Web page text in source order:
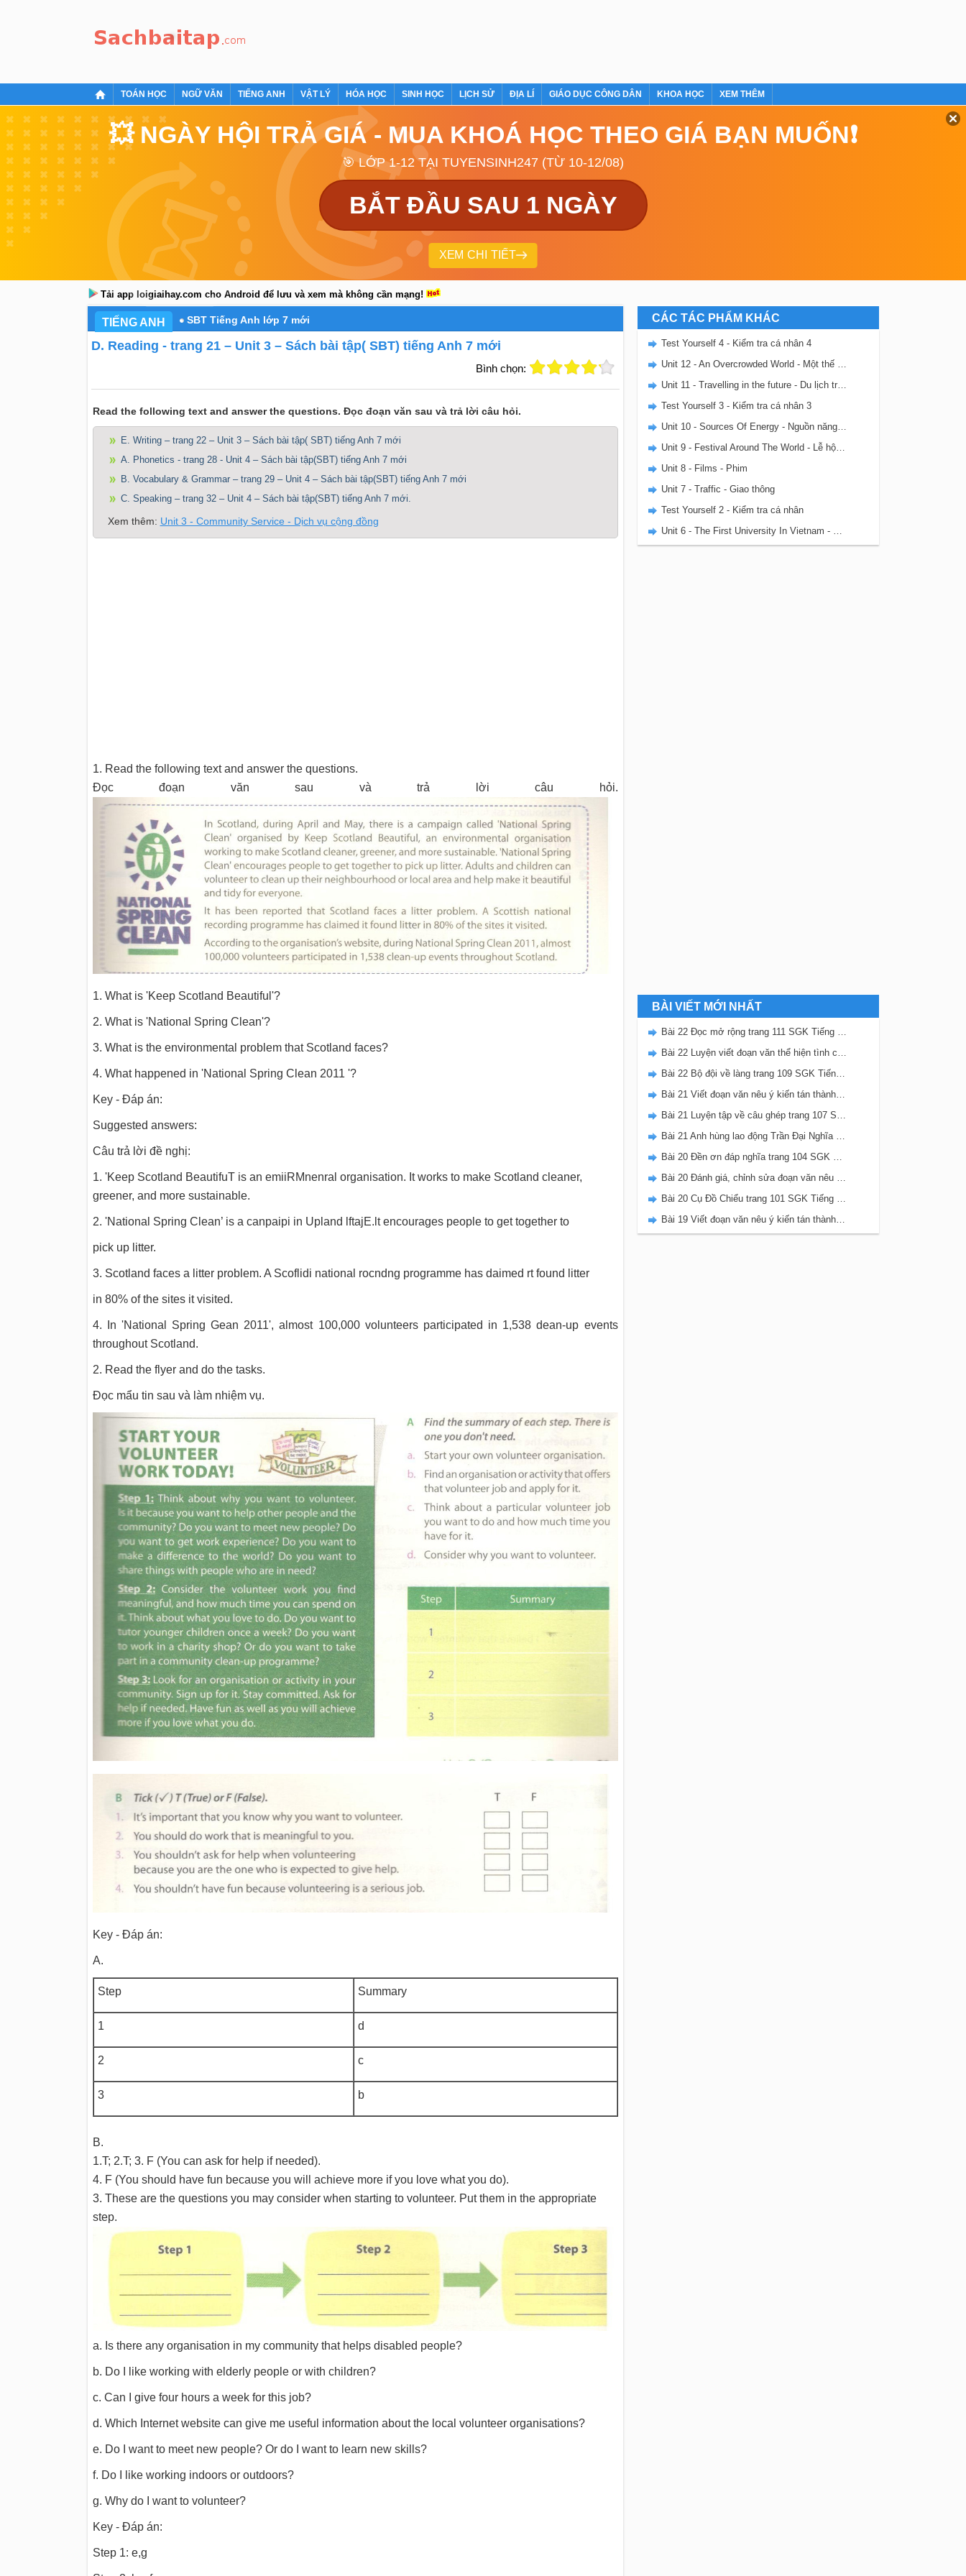
TOÁN HỌC NGỮ VĂN TIẾNG ANH VẬT LÝ HÓA HỌC SINH HỌC LỊCH SỬ ĐỊA LÍ GIÁO DỤC CÔNG DÂN KHOA HỌC XEM THÊM
💥 NGÀY HỘI TRẢ GIÁ - MUA KHOÁ HỌC THEO GIÁ BẠN MUỐN❗
🎯 LỚP 1-12 TẠI TUYENSINH247 (TỪ 10-12/08)
BẮT ĐẦU SAU 1 NGÀY
XEM CHI TIẾT
Tải app loigiaihay.com cho Android để lưu và xem mà không cần mạng!
TIẾNG ANH SBT Tiếng Anh lớp 7 mới
D. Reading - trang 21 – Unit 3 – Sách bài tập( SBT) tiếng Anh 7 mới
Bình chọn:
Read the following text and answer the questions. Đọc đoạn văn sau và trả lời câu hỏi.
E. Writing – trang 22 – Unit 3 – Sách bài tập( SBT) tiếng Anh 7 mới
A. Phonetics - trang 28 - Unit 4 – Sách bài tập(SBT) tiếng Anh 7 mới
B. Vocabulary & Grammar – trang 29 – Unit 4 – Sách bài tập(SBT) tiếng Anh 7 mới
C. Speaking – trang 32 – Unit 4 – Sách bài tập(SBT) tiếng Anh 7 mới.
Xem thêm: Unit 3 - Community Service - Dịch vụ cộng đồng
1. Read the following text and answer the questions.
Đọc đoạn văn sau và trả lời câu hỏi.
1. What is 'Keep Scotland Beautiful'?
2. What is 'National Spring Clean'?
3. What is the environmental problem that Scotland faces?
4. What happened in 'National Spring Clean 2011 '?
Key - Đáp án:
Suggested answers:
Câu trả lời đề nghị:
1. 'Keep Scotland BeautifuT is an emiiRMnenral organisation. It works to make Scotland cleaner,
greener, and more sustainable.
2. 'National Spring Clean’ is a canpaipi in Upland lftajE.lt encourages people to get together to
pick up litter.
3. Scotland faces a litter problem. A Scoflidi national rocndng programme has daimed rt found litter
in 80% of the sites it visited.
4. In 'National Spring Gean 2011', almost 100,000 volunteers participated in 1,538 dean-up events
throughout Scotland.
2. Read the flyer and do the tasks.
Đọc mẩu tin sau và làm nhiệm vụ.
Key - Đáp án:
A.
Step Summary
1 d
2 c
3 b
B.
1.T; 2.T; 3. F (You can ask for help if needed).
4. F (You should have fun because you will achieve more if you love what you do).
3. These are the questions you may consider when starting to volunteer. Put them in the appropriate
step.
a. Is there any organisation in my community that helps disabled people?
b. Do I like working with elderly people or with children?
c. Can I give four hours a week for this job?
d. Which Internet website can give me useful information about the local volunteer organisations?
e. Do I want to meet new people? Or do I want to learn new skills?
f. Do I like working indoors or outdoors?
g. Why do I want to volunteer?
Key - Đáp án:
Step 1: e,g
CÁC TÁC PHẨM KHÁC
Test Yourself 4 - Kiểm tra cá nhân 4
Unit 12 - An Overcrowded World - Một thế giới đông đúc
Unit 11 - Travelling in the future - Du lịch trong tương lai
Test Yourself 3 - Kiểm tra cá nhân 3
Unit 10 - Sources Of Energy - Nguồn năng lượng
Unit 9 - Festival Around The World - Lễ hội trên thế giới
Unit 8 - Films - Phim
Unit 7 - Traffic - Giao thông
Test Yourself 2 - Kiểm tra cá nhân
Unit 6 - The First University In Vietnam - Trường đại học đầu tiên của Việt Nam
BÀI VIẾT MỚI NHẤT
Bài 22 Đọc mở rộng trang 111 SGK Tiếng Việt 5 Kết nối tri thức tập 2
Bài 22 Luyện viết đoạn văn thể hiện tình cảm, cảm xúc về một sự việc trang 111 SGK Tiếng Việt 5 Kết nối tri thức tập 2
Bài 22 Bộ đội về làng trang 109 SGK Tiếng Việt 5 Kết nối tri thức tập 2
Bài 21 Viết đoạn văn nêu ý kiến tán thành một sự việc, hiện tượng (Bài viết số 2) trang 108 SGK Tiếng Việt 5 Kết nối tri thức tập 2
Bài 21 Luyện tập về câu ghép trang 107 SGK Tiếng Việt 5 Kết nối tri thức tập 2
Bài 21 Anh hùng lao động Trần Đại Nghĩa trang 106 SGK Tiếng Việt 5 Kết nối tri thức tập 2
Bài 20 Đền ơn đáp nghĩa trang 104 SGK Tiếng Việt 5 Kết nối tri thức tập 2
Bài 20 Đánh giá, chỉnh sửa đoạn văn nêu ý kiến tán thành một sự vật, hiện tượng trang 103 SGK Tiếng Việt 5 Kết nối tri thức tập 2
Bài 20 Cụ Đồ Chiểu trang 101 SGK Tiếng Việt 5 Kết nối tri thức tập 2
Bài 19 Viết đoạn văn nêu ý kiến tán thành một sự việc, hiện tượng (Bài viết số 1) trang 100 SGK Tiếng Việt 5 Kết nối tri thức tập 2